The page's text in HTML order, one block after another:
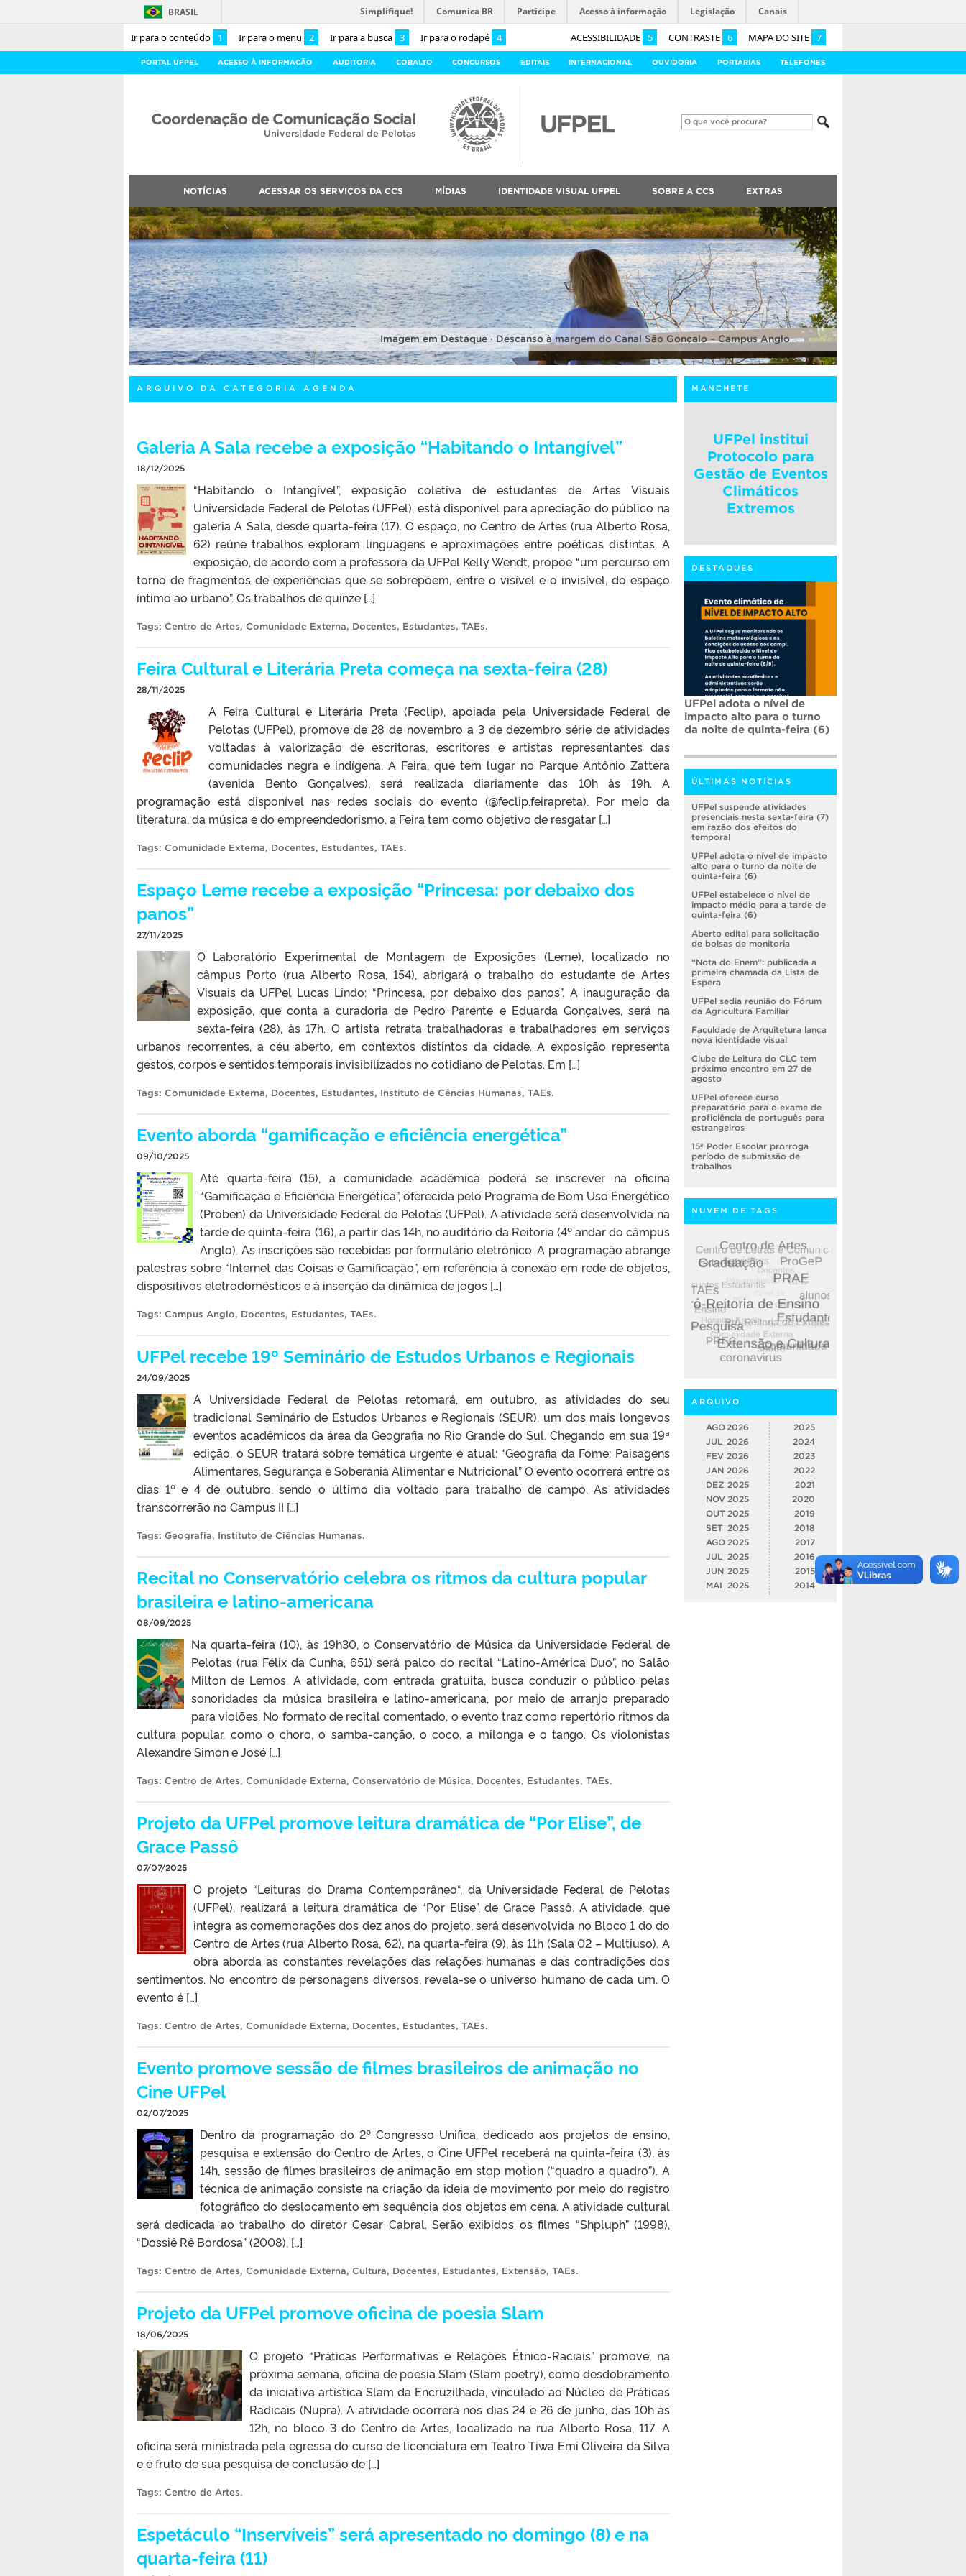
Ir para o conteúdo 1 Ir para o menu 2 Ir para a busca 3 Ir para o rodapé 4 ACESSIBILIDADE 5 CONTRASTE 6 MAPA DO SITE 7
BRASIL Simplifique! Comunica BR Participe Acesso à informação Legislação Canais
PORTAL UFPEL ACESSO À INFORMAÇÃO AUDITORIA COBALTO CONCURSOS EDITAIS INTERNACIONAL OUVIDORIA PORTARIAS TELEFONES
Coordenação de Comunicação Social
Universidade Federal de Pelotas
NOTÍCIAS ACESSAR OS SERVIÇOS DA CCS MÍDIAS IDENTIDADE VISUAL UFPEL SOBRE A CCS EXTRAS
Imagem em Destaque · Descanso à margem do Canal São Gonçalo – Campus Anglo
ARQUIVO DA CATEGORIA AGENDA
Galeria A Sala recebe a exposição “Habitando o Intangível”
18/12/2025
“Habitando o Intangível”, exposição coletiva de estudantes de Artes Visuais
Universidade Federal de Pelotas (UFPel), está disponível para apreciação do público na
galeria A Sala, desde quarta-feira (17). O espaço, no Centro de Artes (rua Alberto Rosa,
62) reúne trabalhos exploram linguagens e aproximações entre poéticas distintas. A
exposição, de acordo com a professora da UFPel Kelly Wendt, propõe “um percurso em
torno de fragmentos de experiências que se sobrepõem, entre o visível e o invisível, do espaço
íntimo ao urbano”. Os trabalhos de quinze […]
Tags: Centro de Artes, Comunidade Externa, Docentes, Estudantes, TAEs.
Feira Cultural e Literária Preta começa na sexta-feira (28)
28/11/2025
A Feira Cultural e Literária Preta (Feclip), apoiada pela Universidade Federal de
Pelotas (UFPel), promove de 28 de novembro a 3 de dezembro série de atividades
voltadas à valorização de escritoras, escritores e artistas representantes das
comunidades negra e indígena. A Feira, que tem lugar no Parque Antônio Zattera
(avenida Bento Gonçalves), será realizada diariamente das 10h às 19h. A
programação está disponível nas redes sociais do evento (@feclip.feirapreta). Por meio da
literatura, da música e do empreendedorismo, a Feira tem como objetivo de resgatar […]
Tags: Comunidade Externa, Docentes, Estudantes, TAEs.
Espaço Leme recebe a exposição “Princesa: por debaixo dos
panos”
27/11/2025
O Laboratório Experimental de Montagem de Exposições (Leme), localizado no
câmpus Porto (rua Alberto Rosa, 154), abrigará o trabalho do estudante de Artes
Visuais da UFPel Lucas Lindo: “Princesa, por debaixo dos panos”. A inauguração da
exposição, que conta a curadoria de Pedro Parente e Eduarda Gonçalves, será na
sexta-feira (28), às 17h. O artista retrata trabalhadoras e trabalhadores em serviços
urbanos recorrentes, a céu aberto, em contextos distintos da cidade. A exposição representa
gestos, corpos e sentidos temporais invisibilizados no cotidiano de Pelotas. Em […]
Tags: Comunidade Externa, Docentes, Estudantes, Instituto de Cências Humanas, TAEs.
Evento aborda “gamificação e eficiência energética”
09/10/2025
Até quarta-feira (15), a comunidade acadêmica poderá se inscrever na oficina
“Gamificação e Eficiência Energética”, oferecida pelo Programa de Bom Uso Energético
(Proben) da Universidade Federal de Pelotas (UFPel). A atividade será desenvolvida na
tarde de quinta-feira (16), a partir das 14h, no auditório da Reitoria (4º andar do câmpus
Anglo). As inscrições são recebidas por formulário eletrônico. A programação abrange
palestras sobre “Internet das Coisas e Gamificação”, em referência à conexão em rede de objetos,
dispositivos eletrodomésticos e à inserção da dinâmica de jogos […]
Tags: Campus Anglo, Docentes, Estudantes, TAEs.
UFPel recebe 19º Seminário de Estudos Urbanos e Regionais
24/09/2025
A Universidade Federal de Pelotas retomará, em outubro, as atividades do seu
tradicional Seminário de Estudos Urbanos e Regionais (SEUR), um dos mais longevos
eventos acadêmicos da área da Geografia no Rio Grande do Sul. Chegando em sua 19ª
edição, o SEUR tratará sobre temática urgente e atual: “Geografia da Fome: Paisagens
Alimentares, Segurança e Soberania Alimentar e Nutricional” O evento ocorrerá entre os
dias 1º e 4 de outubro, sendo o último dia voltado para trabalho de campo. As atividades
transcorrerão no Campus II […]
Tags: Geografia, Instituto de Ciências Humanas.
Recital no Conservatório celebra os ritmos da cultura popular
brasileira e latino-americana
08/09/2025
Na quarta-feira (10), às 19h30, o Conservatório de Música da Universidade Federal de
Pelotas (rua Félix da Cunha, 651) será palco do recital “Latino-América Duo”, no Salão
Milton de Lemos. A atividade, com entrada gratuita, busca conduzir o público pelas
sonoridades da música brasileira e latino-americana, por meio de arranjo preparado
para violões. No formato de recital comentado, o evento traz como repertório ritmos da
cultura popular, como o choro, o samba-canção, o coco, a milonga e o tango. Os violonistas
Alexandre Simon e José […]
Tags: Centro de Artes, Comunidade Externa, Conservatório de Música, Docentes, Estudantes, TAEs.
Projeto da UFPel promove leitura dramática de “Por Elise”, de
Grace Passô
07/07/2025
O projeto “Leituras do Drama Contemporâneo“, da Universidade Federal de Pelotas
(UFPel), realizará a leitura dramática de “Por Elise”, de Grace Passô. A atividade, que
integra as comemorações dos dez anos do projeto, será desenvolvida no Bloco 1 do do
Centro de Artes (rua Alberto Rosa, 62), na quarta-feira (9), às 11h (Sala 02 – Multiuso). A
obra aborda as constantes revelações das relações humanas e das contradições dos
sentimentos. No encontro de personagens diversos, revela-se o universo humano de cada um. O
evento é […]
Tags: Centro de Artes, Comunidade Externa, Docentes, Estudantes, TAEs.
Evento promove sessão de filmes brasileiros de animação no
Cine UFPel
02/07/2025
Dentro da programação do 2º Congresso Unifica, dedicado aos projetos de ensino,
pesquisa e extensão do Centro de Artes, o Cine UFPel receberá na quinta-feira (3), às
14h, sessão de filmes brasileiros de animação em stop motion (“quadro a quadro”). A
técnica de animação consiste na criação da ideia de movimento por meio do registro
fotográfico do deslocamento em sequência dos objetos em cena. A atividade cultural
será dedicada ao trabalho do diretor Cesar Cabral. Serão exibidos os filmes “Shpluph” (1998),
“Dossiê Rê Bordosa” (2008), […]
Tags: Centro de Artes, Comunidade Externa, Cultura, Docentes, Estudantes, Extensão, TAEs.
Projeto da UFPel promove oficina de poesia Slam
18/06/2025
O projeto “Práticas Performativas e Relações Étnico-Raciais” promove, na
próxima semana, oficina de poesia Slam (Slam poetry), como desdobramento
da iniciativa artística Slam da Encruzilhada, vinculado ao Núcleo de Práticas
Radicais (Nupra). A atividade ocorrerá nos dias 24 e 26 de junho, das 10h às
12h, no bloco 3 do Centro de Artes, localizado na rua Alberto Rosa, 117. A
oficina será ministrada pela egressa do curso de licenciatura em Teatro Tiwa Emi Oliveira da Silva
e é fruto de sua pesquisa de conclusão de […]
Tags: Centro de Artes.
Espetáculo “Inservíveis” será apresentado no domingo (8) e na
quarta-feira (11)
MANCHETE
UFPel institui
Protocolo para
Gestão de Eventos
Climáticos
Extremos
DESTAQUES
UFPel adota o nível de
impacto alto para o turno
da noite de quinta-feira (6)
ÚLTIMAS NOTÍCIAS
UFPel suspende atividades
presenciais nesta sexta-feira (7)
em razão dos efeitos do
temporal
UFPel adota o nível de impacto
alto para o turno da noite de
quinta-feira (6)
UFPel estabelece o nível de
impacto médio para a tarde de
quinta-feira (6)
Aberto edital para solicitação
de bolsas de monitoria
“Nota do Enem”: publicada a
primeira chamada da Lista de
Espera
UFPel sedia reunião do Fórum
da Agricultura Familiar
Faculdade de Arquitetura lança
nova identidade visual
Clube de Leitura do CLC tem
próximo encontro em 27 de
agosto
UFPel oferece curso
preparatório para o exame de
proficiência de português para
estrangeiros
15º Poder Escolar prorroga
período de submissão de
trabalhos
NUVEM DE TAGS
ARQUIVO
AGO 2026
JUL 2026
FEV 2026
JAN 2026
DEZ 2025
NOV 2025
OUT 2025
SET 2025
AGO 2025
JUL
2025
JUN 2025
MAI
2025
2025
2024
2023
2022
2021
2020
2019
2018
2017
2016
2015
2014